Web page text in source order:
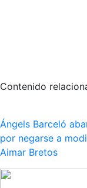
Contenido
Ángels Barceló
por negarse a
Aimar Bretos